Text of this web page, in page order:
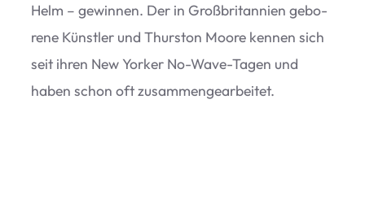
Helm – gewin­nen. Der in Groß­bri­tan­nien gebo­
rene Künst­ler und Thur­s­ton Moore ken­nen sich
seit ihren New Yor­ker No-Wave-Tagen und
haben schon oft zusammengearbeitet.